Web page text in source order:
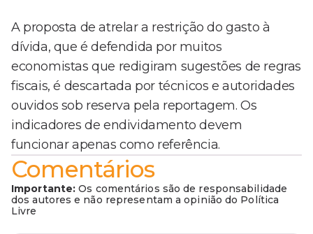
A proposta de atrelar a restrição do gasto à
dívida, que é defendida por muitos
economistas que redigiram sugestões de regras
fiscais, é descartada por técnicos e autoridades
ouvidos sob reserva pela reportagem. Os
indicadores de endividamento devem
funcionar apenas como referência.
Comentários
Importante: Os comentários são de responsabilidade
dos autores e não representam a opinião do Política
Livre